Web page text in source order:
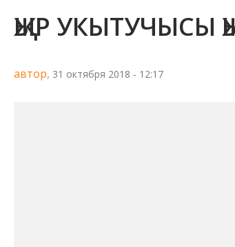
ҖЫР УКЫТУЧЫСЫ
автор, 31 октября 2018 - 12:17